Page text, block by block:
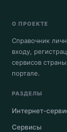
О ПРОЕКТЕ
Справочник
входу,
сервисов
портале.
РАЗДЕЛЫ
Интернет-
Сервисы